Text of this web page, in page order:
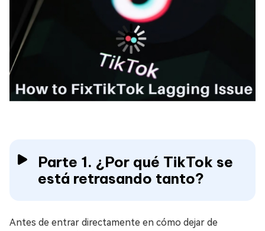
Parte 1. ¿Por qué TikTok se
está retrasando tanto?
Antes de entrar directamente en cómo dejar de